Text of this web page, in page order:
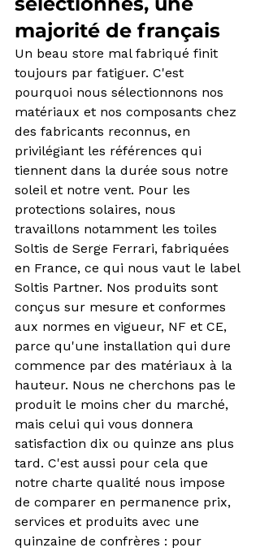
majorité de français
Un beau store mal fabriqué finit
toujours par fatiguer. C'est
pourquoi nous sélectionnons nos
matériaux et nos composants chez
des fabricants reconnus, en
privilégiant les références qui
tiennent dans la durée sous notre
soleil et notre vent. Pour les
protections solaires, nous
travaillons notamment les toiles
Soltis de Serge Ferrari, fabriquées
en France, ce qui nous vaut le label
Soltis Partner. Nos produits sont
conçus sur mesure et conformes
aux normes en vigueur, NF et CE,
parce qu'une installation qui dure
commence par des matériaux à la
hauteur. Nous ne cherchons pas le
produit le moins cher du marché,
mais celui qui vous donnera
satisfaction dix ou quinze ans plus
tard. C'est aussi pour cela que
notre charte qualité nous impose
de comparer en permanence prix,
services et produits avec une
quinzaine de confrères : pour